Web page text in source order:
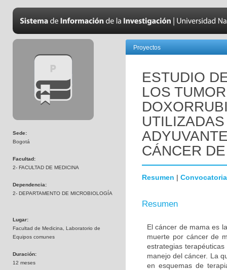
Sede:
Bogotá
Facultad:
2- FACULTAD DE MEDICINA
Dependencia:
2- DEPARTAMENTO DE MICROBIOLOGÍA
Lugar:
Facultad de Medicina, Laboratorio de
Equipos comunes
Duración:
12 meses
Proyectos
ESTUDIO
LOS
CÁNCER
Resumen | Convocatoria
Resumen
El cáncer de mama es
muerte por cáncer de
estrategias
manejo del cáncer. La
en esquemas de